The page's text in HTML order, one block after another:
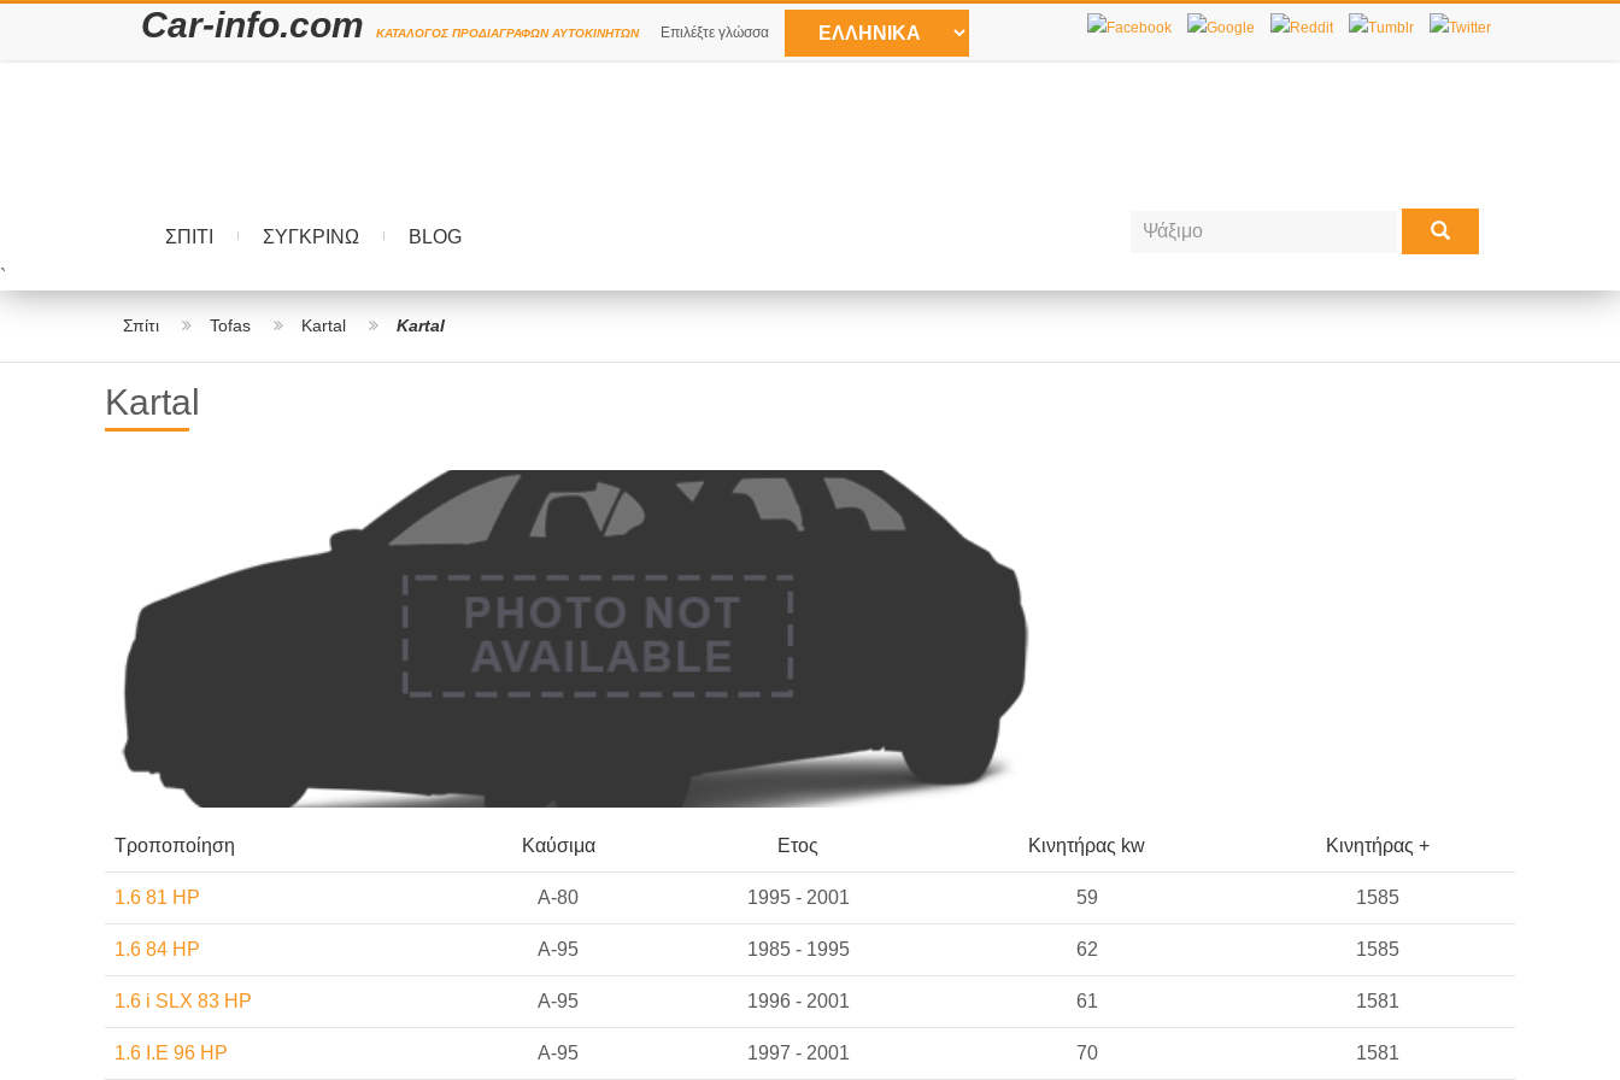
Car-info.com ΚΑΤΆΛΟΓΟΣ ΠΡΟΔΙΑΓΡΑΦΏΝ ΑΥΤΟΚΙΝΉΤΩΝ Επιλέξτε γλώσσα
ΣΠΊΤΙ ΣΥΓΚΡΊΝΩ
BLOG
`
Σπίτι Tofas Kartal Kartal
Kartal
Τροποποίηση Καύσιμα Ετος Κινητήρας kw Κινητήρας +
1.6 81 HP A-80 1995 - 2001 59 1585
1.6 84 HP A-95 1985 - 1995 62 1585
1.6 i SLX 83 HP A-95 1996 - 2001 61 1581
1.6 I.E 96 HP A-95 1997 - 2001 70 1581